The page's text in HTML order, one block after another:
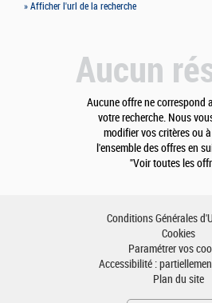
» Afficher l'url de la recherche
Aucun
Aucune offre ne correspond
votre recherche. Nous
modifier vos critères ou
l'ensemble des offres en
"Voir toutes les
Conditions Générales
Cookies
Paramétrer vos
Accessibilité :
Plan du site